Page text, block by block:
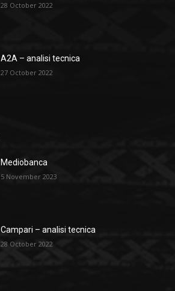
28 October 2022
A2A – analisi tecnica
27 October 2022
Mediobanca
5 November 2023
Campari – analisi tecnica
28 October 2022